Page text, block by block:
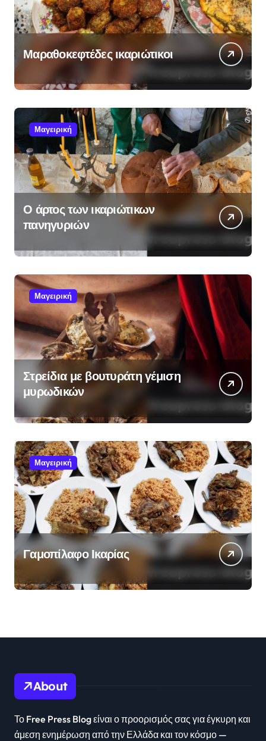
Μαραθοκεφτέδες ικαριώτικοι
Μαγειρική
Ο άρτος των ικαριώτικων
πανηγυριών
Μαγειρική
Στρείδια με βουτυράτη γέμιση
μυρωδικών
Μαγειρική
Γαμοπίλαφο Ικαρίας
About
Το Free Press Blog είναι ο προορισμός σας για έγκυρη και
άμεση ενημέρωση από την Ελλάδα και τον κόσμο —